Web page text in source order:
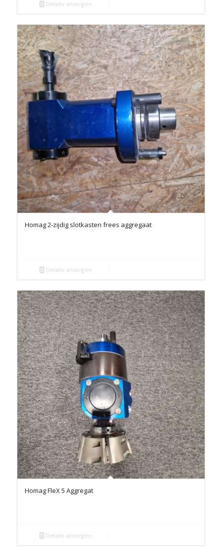
Details anzeigen
Homag 2-zijdig slotkasten frees aggregaat
Details anzeigen
Homag FleX 5 Aggregat
Details anzeigen